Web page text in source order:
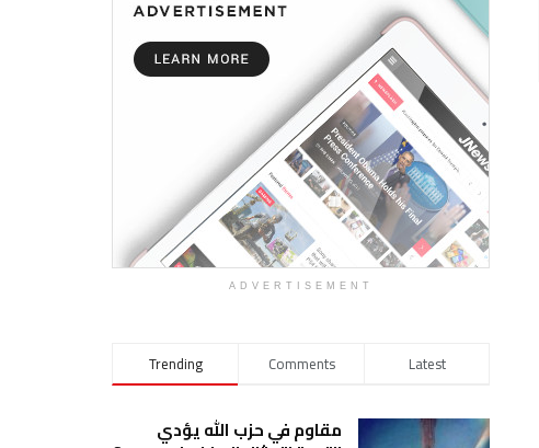
ADVERTISEMENT
Trending Comments Latest
مقاوم في حزب الله يؤدي